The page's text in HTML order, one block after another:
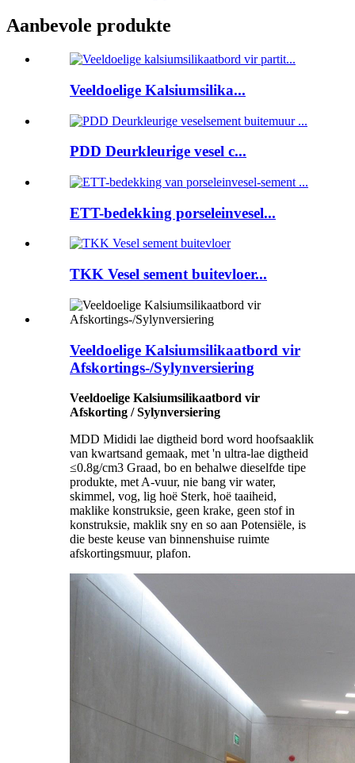
Aanbevole produkte
Veeldoelige Kalsiumsilika...
PDD Deurkleurige vesel c...
ETT-bedekking porseleinvesel...
TKK Vesel sement buitevloer...
Veeldoelige Kalsiumsilikaatbord vir
Afskortings-/Sylynversiering
Veeldoelige Kalsiumsilikaatbord vir
Afskorting / Sylynversiering
MDD Mididi lae digtheid bord word hoofsaaklik
van kwartsand gemaak, met 'n ultra-lae digtheid
≤0.8g/cm3 Graad, bo en behalwe dieselfde tipe
produkte, met A-vuur, nie bang vir water,
skimmel, vog, lig hoë Sterk, hoë taaiheid,
maklike konstruksie, geen krake, geen stof in
konstruksie, maklik sny en so aan Potensiële, is
die beste keuse van binnenshuise ruimte
afskortingsmuur, plafon.